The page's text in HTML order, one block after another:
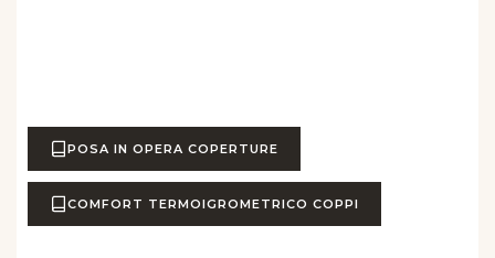
POSA IN OPERA COPERTURE
COMFORT TERMOIGROMETRICO COPPI